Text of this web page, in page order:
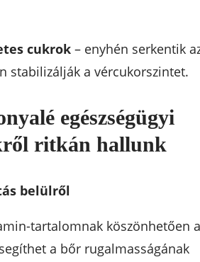
cukrok – enyhén serkentik
stabilizálják a vércukorszintet.
egészségügyi
ritkán hallunk
belülről
tartalomnak köszönhetően
a bőr rugalmasságának